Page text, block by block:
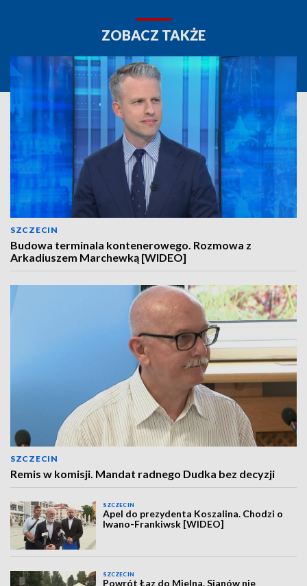
ZOBACZ TAKŻE
SZCZECIN
Budowa terminala kontenerowego. Rozmowa z
Arkadiuszem Marchewką [WIDEO]
SZCZECIN
Remis w komisji. Mandat radnego Dudka bez decyzji
SZCZECIN
Apel do prezydenta Koszalina. Chodzi o
Iwano-Frankiwsk [WIDEO]
SZCZECIN
Powrót Łaz do Mielna. Sianów nie